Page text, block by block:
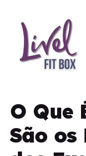
O Que
São os